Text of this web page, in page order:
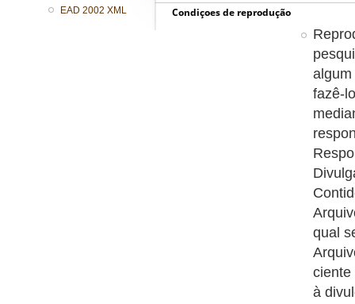
Condiçoes de reprodução
fazê-
qual
ciente
à
EAD 2002 XML